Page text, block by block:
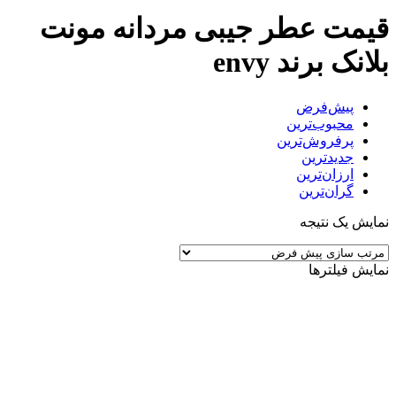
قیمت عطر جیبی مردانه مونت
بلانک برند envy
پیش‌فرض
محبوب‌ترین
پرفروش‌ترین
جدیدترین
ارزان‌ترین
گران‌ترین
نمایش یک نتیجه
نمایش فیلترها